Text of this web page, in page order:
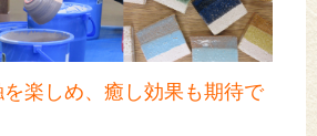
楽しめ、癒し効果も期待で